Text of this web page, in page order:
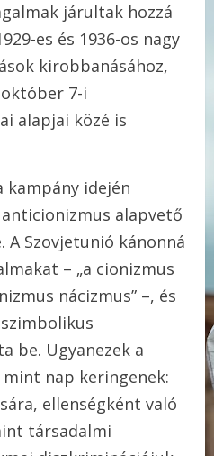
járultak hozzá
es és 1936-os nagy
kirobbanásához,
7-i
alapjai közé is
kampány idején
alapvető
A Szovjetunió kánonná
– „a cionizmus
nácizmus” –, és
be. Ugyanezek a
nap keringenek:
ellenségként való
társadalmi